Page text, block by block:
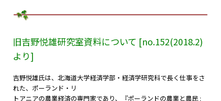
旧吉野悦雄研究室資料について [no.152(2018.2)
より]
吉野悦雄氏は、北海道大学経済学部・経済学研究科で長く仕事をさ
れた、ポーランド・リ
トアニアの農業経済の専門家であり、『ポーランドの農業と農民 :